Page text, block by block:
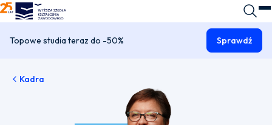
WSKZ - strona główna
Topowe studia teraz do -50% Sprawdź
Kadra